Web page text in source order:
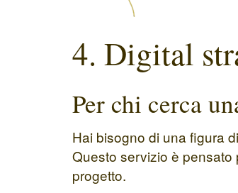
4. Digital
Per chi cerca
Hai bisogno di una figura
Questo servizio è
progetto.